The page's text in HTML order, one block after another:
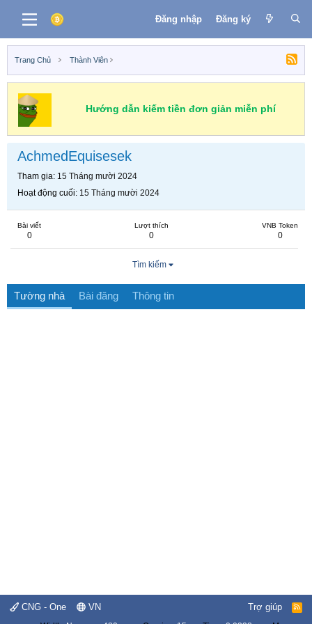
Đăng nhập Đăng ký
Trang Chủ Thành Viên
Hướng dẫn kiếm tiền đơn giản miễn phí
AchmedEquisesek
Tham gia 15 Tháng mười 2024
Hoạt động cuối 15 Tháng mười 2024
Bài viết
0
Lượt thích
0
VNB Token
0
Tìm kiếm
Tường nhà Bài đăng Thông tin
CNG - One VN Trợ giúp
R